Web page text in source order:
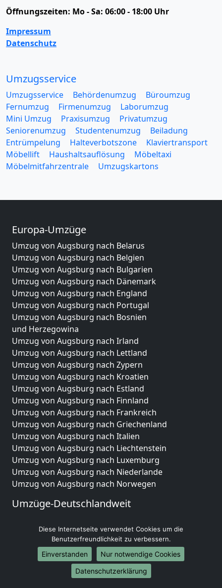
Öffnungszeiten: Mo - Sa: 06:00 - 18:00 Uhr
Impressum
Datenschutz
Umzugsservice
Umzugsservice Behördenumzug
Büroumzug
Fernumzug
Firmenumzug
Laborumzug
Mini Umzug
Praxisumzug
Privatumzug
Seniorenumzug
Studentenumzug
Beiladung
Entrümpelung
Halteverbotszone
Klaviertransport
Möbellift
Haushaltsauflösung
Möbeltaxi
Möbelmitfahrzentrale
Umzugskartons
Europa-Umzüge
Umzug von Augsburg nach Belarus
Umzug von Augsburg nach Belgien
Umzug von Augsburg nach Bulgarien
Umzug von Augsburg nach Dänemark
Umzug von Augsburg nach England
Umzug von Augsburg nach Portugal
Umzug von Augsburg nach Bosnien
und Herzegowina
Umzug von Augsburg nach Irland
Umzug von Augsburg nach Lettland
Umzug von Augsburg nach Zypern
Umzug von Augsburg nach Kroatien
Umzug von Augsburg nach Estland
Umzug von Augsburg nach Finnland
Umzug von Augsburg nach Frankreich
Umzug von Augsburg nach Griechenland
Umzug von Augsburg nach Italien
Umzug von Augsburg nach Liechtenstein
Umzug von Augsburg nach Luxemburg
Umzug von Augsburg nach Niederlande
Umzug von Augsburg nach Norwegen
Umzüge-Deutschlandweit
Umzug von Augsburg nach Hamburg
Umzug von Augsburg nach München
Umzug von Augsburg nach Köln
Umzug von Augsburg nach Frankfurt am Main
Umzug von Augsburg nach Stuttgart
Diese Internetseite verwendet Cookies um die
Benutzerfreundlichkeit zu verbessern.
Einverstanden
Nur notwendige Cookies
Datenschutzerklärung